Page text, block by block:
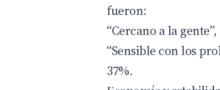
fueron:
“Cercano a la
“Sensible con los
37%.